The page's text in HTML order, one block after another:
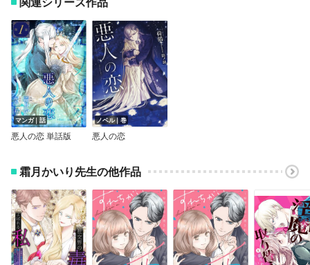
マンガ｜話
悪人の恋 単話版
ノベル｜巻
悪人の恋
霜月かいり先生の他作品